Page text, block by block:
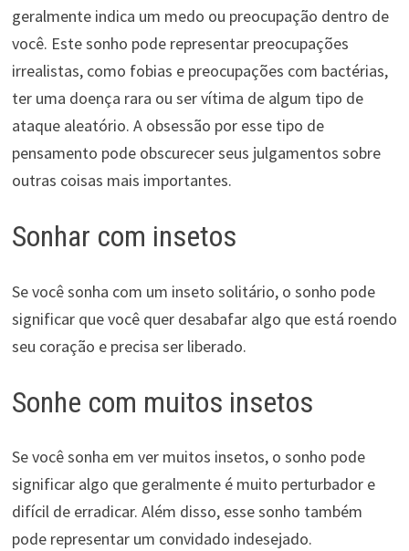
geralmente indica um medo ou preocupação dentro de
você. Este sonho pode representar preocupações
irrealistas, como fobias e preocupações com bactérias,
ter uma doença rara ou ser vítima de algum tipo de
ataque aleatório. A obsessão por esse tipo de
pensamento pode obscurecer seus julgamentos sobre
outras coisas mais importantes.
Sonhar com insetos
Se você sonha com um inseto solitário, o sonho pode
significar que você quer desabafar algo que está roendo
seu coração e precisa ser liberado.
Sonhe com muitos insetos
Se você sonha em ver muitos insetos, o sonho pode
significar algo que geralmente é muito perturbador e
difícil de erradicar. Além disso, esse sonho também
pode representar um convidado indesejado.